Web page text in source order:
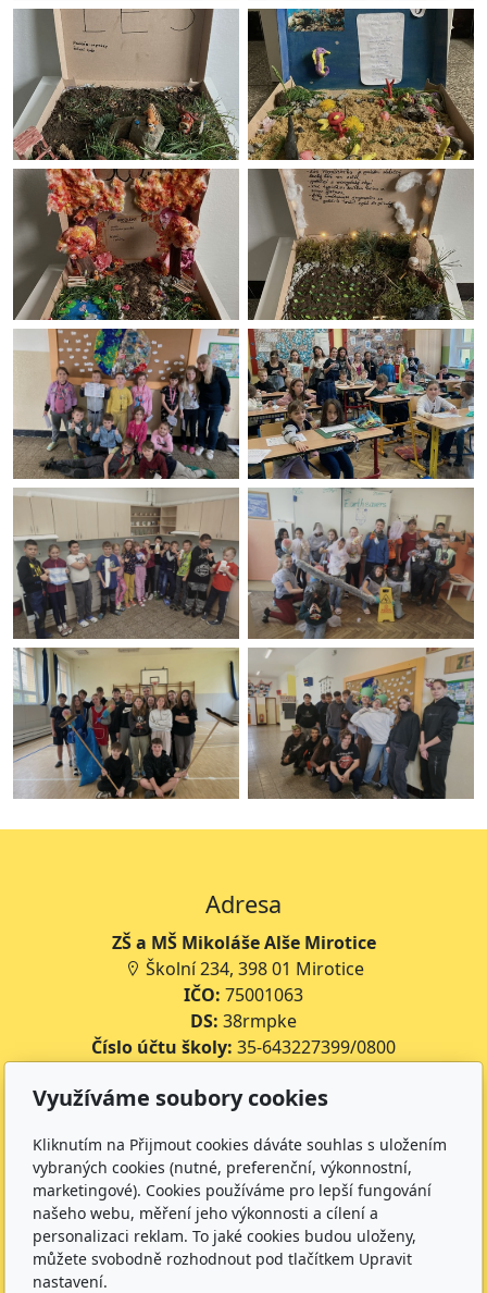
Adresa
ZŠ a MŠ Mikoláše Alše Mirotice
Školní 234, 398 01 Mirotice
IČO: 75001063
DS: 38rmpke
Číslo účtu školy: 35-643227399/0800
+420 734 316 620 - Ředitel školy
+420 733 539 322 - Zástupce ředitele pro předškolní
vzdělávání
+420 733 539 323 - Školní družina
+420 733 539 324 - Školní jídelna
Využíváme soubory cookies
Kliknutím na Přijmout cookies dáváte souhlas s uložením
vybraných cookies (nutné, preferenční, výkonnostní,
marketingové). Cookies používáme pro lepší fungování
našeho webu, měření jeho výkonnosti a cílení a
personalizaci reklam. To jaké cookies budou uloženy,
můžete svobodně rozhodnout pod tlačítkem Upravit
nastavení.